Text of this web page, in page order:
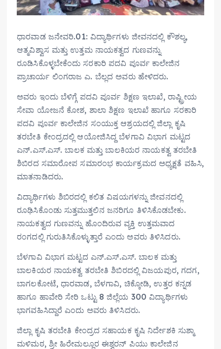
ಧಾರವಾಡ ಜನೇವರಿ.01: ವಿದ್ಯಾರ್ಥಿಗಳು ಜೀವನದಲ್ಲಿ ಕೌಶಲ್ಯ,
ಆತ್ಮವಿಶ್ವಾಸ ಮತ್ತು ಉತ್ತಮ ನಾಯಕತ್ವದ ಗುಣವನ್ನು
ರೂಡಿಸಿಕೊಳ್ಳಬೇಕೆಂದು ಸರಕಾರಿ ಪದವಿ ಪೂರ್ವ ಕಾಲೇಜಿನ
ಪ್ರಾಚಾರ್ಯ ಲಿಂಗರಾಜ ಎ. ಬೆಲ್ಲದ ಅವರು ಹೇಳಿದರು.
ಅವರು ಇಂದು ಬೆಳಿಗ್ಗೆ ಪದವಿ ಪೂರ್ವ ಶಿಕ್ಷಣ ಇಲಾಖೆ, ರಾಷ್ಟ್ರೀಯ
ಸೇವಾ ಯೋಜನೆ ಕೋಶ, ಶಾಲಾ ಶಿಕ್ಷಣ ಇಲಾಖೆ ಹಾಗೂ ಸರಕಾರಿ
ಪದವಿ ಪೂರ್ವ ಕಾಲೇಜಿನ ಸಂಯುಕ್ತ ಆಶ್ರಯದಲ್ಲಿ ಜಿಲ್ಲಾ ಕೃಷಿ
ತರಬೇತಿ ಕೇಂದ್ರದಲ್ಲಿ ಆಯೋಜಿಸಿದ್ದ ಬೆಳಗಾವಿ ವಿಭಾಗ ಮಟ್ಟದ
ಎನ್.ಎಸ್.ಎಸ್. ಬಾಲಕ ಮತ್ತು ಬಾಲಕಿಯರ ನಾಯಕತ್ವ ತರಬೇತಿ
ಶಿಬಿರದ ಸಮಾರೋಪ ಸಮಾರಂಭ ಕಾರ್ಯಕ್ರಮದ ಅಧ್ಯಕ್ಷತೆ ವಹಿಸಿ,
ಮಾತನಾಡಿದರು.
ವಿದ್ಯಾರ್ಥಿಗಳು ಶಿಬಿರದಲ್ಲಿ ಕಲಿತ ವಿಷಯಗಳನ್ನು ಜೀವನದಲ್ಲಿ
ರೂಢಿಸಿಕೊಂಡು ಸುತ್ತಮುತ್ತಲಿನ ಜನರಿಗೂ ತಿಳಿಸಿಕೊಡಬೇಕು.
ನಾಯಕತ್ವದ ಗುಣವನ್ನು ಹೊಂದಿರುವ ವ್ಯಕ್ತಿ ಉತ್ತಮವಾದ
ರಂಗದಲ್ಲಿ ಗುರುತಿಸಿಕೊಳ್ಳುತ್ತಾರೆ ಎಂದು ಅವರು ತಿಳಿಸಿದರು.
ಬೆಳಗಾವಿ ವಿಭಾಗ ಮಟ್ಟದ ಎನ್.ಎಸ್.ಎಸ್. ಬಾಲಕ ಮತ್ತು
ಬಾಲಕಿಯರ ನಾಯಕತ್ವ ತರಬೇತಿ ಶಿಬಿರದಲ್ಲಿ ವಿಜಯಪುರ, ಗದಗ,
ಬಾಗಲಕೋಟೆ, ಧಾರವಾಡ, ಬೆಳಗಾವಿ, ಚಿಕ್ಕೋಡಿ, ಉತ್ತರ ಕನ್ನಡ
ಹಾಗೂ ಹಾವೇರಿ ಸೇರಿ ಒಟ್ಟು 8 ಜಿಲ್ಲೆಯ 300 ವಿದ್ಯಾರ್ಥಿಗಳು
ಭಾಗವಹಿಸಿದ್ದಾರೆ ಎಂದು ಅವರು ತಿಳಿಸಿದರು.
ಜಿಲ್ಲಾ ಕೃಷಿ ತರಬೇತಿ ಕೇಂದ್ರದ ಸಹಾಯಕ ಕೃಷಿ ನಿರ್ದೇಶಕಿ ಸುಶ್ಮಾ
ಮಳಿಮಠ, ಶ್ರೀ ಹಿರೇಮಲ್ಲೂರ ಈಶ್ವರನ್ ಪಿಯು ಕಾಲೇಜಿನ